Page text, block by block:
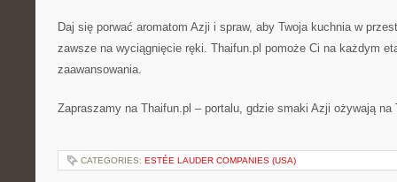
Daj się porwać aromatom Azji i spraw, aby Twoja kuchnia w
zawsze na wyciągnięcie ręki. Thaifun.pl pomoże Ci na każdym
zaawansowania.
Zapraszamy na Thaifun.pl – portalu, gdzie smaki Azji ożywają na
CATEGORIES: ESTÉE LAUDER COMPANIES (USA)